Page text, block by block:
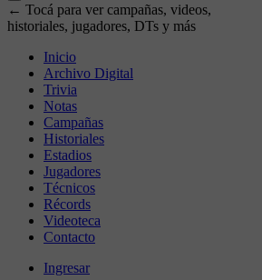
← Tocá para ver campañas, videos,
historiales, jugadores, DTs y más
Inicio
Archivo Digital
Trivia
Notas
Campañas
Historiales
Estadios
Jugadores
Técnicos
Récords
Videoteca
Contacto
Ingresar